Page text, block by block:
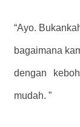
“Ayo.
bagaimana
dengan
mudah. ​​”